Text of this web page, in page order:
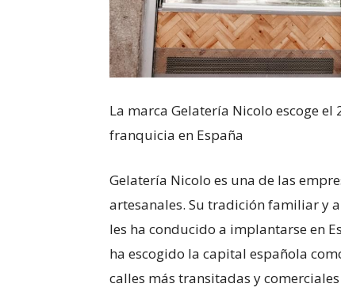
La marca Gelatería Nicolo escoge
franquicia en España
Gelatería Nicolo es una de las
artesanales. Su tradición familiar y
les ha conducido a implantarse en
ha escogido la capital española
calles más transitadas y